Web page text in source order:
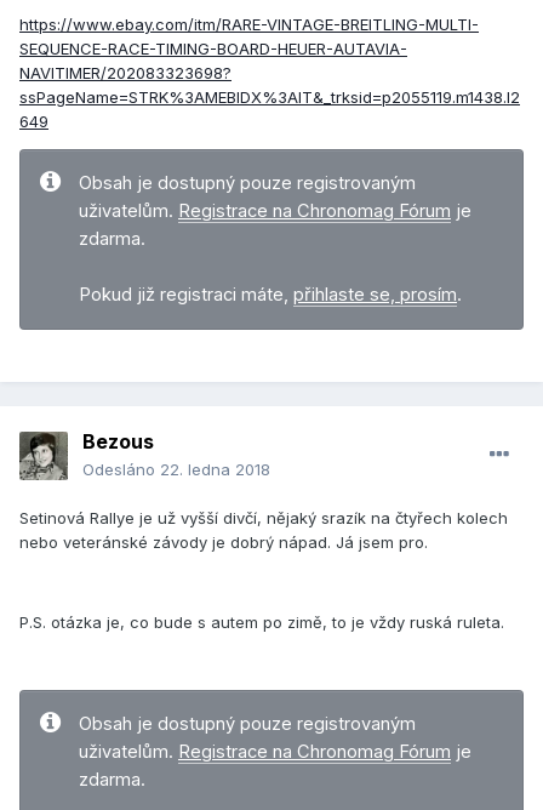
https://www.ebay.com/itm/RARE-VINTAGE-BREITLING-MULTI-
SEQUENCE-RACE-TIMING-BOARD-HEUER-AUTAVIA-
NAVITIMER/202083323698?
ssPageName=STRK%3AMEBIDX%3AIT&_trksid=p2055119.m1438.l2
649
Obsah je dostupný pouze registrovaným
uživatelům. Registrace na Chronomag Fórum je
zdarma.
Pokud již registraci máte, přihlaste se, prosím.
Bezous
Odesláno 22. ledna 2018
Setinová Rallye je už vyšší divčí, nějaký srazík na čtyřech kolech
nebo veteránské závody je dobrý nápad. Já jsem pro.
P.S. otázka je, co bude s autem po zimě, to je vždy ruská ruleta.
Obsah je dostupný pouze registrovaným
uživatelům. Registrace na Chronomag Fórum je
zdarma.